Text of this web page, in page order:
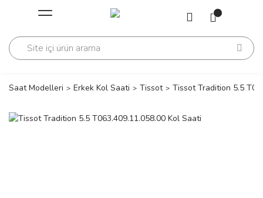
Geri Dön
Geri Dön
Saat Modelleri Erkek Kol Saati Tissot Tissot Tradition 5.5